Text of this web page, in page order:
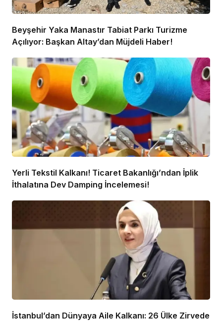
Beyşehir Yaka Manastır Tabiat Parkı Turizme
Açılıyor: Başkan Altay’dan Müjdeli Haber!
Yerli Tekstil Kalkanı! Ticaret Bakanlığı’ndan İplik
İthalatına Dev Damping İncelemesi!
İstanbul’dan Dünyaya Aile Kalkanı: 26 Ülke Zirvede